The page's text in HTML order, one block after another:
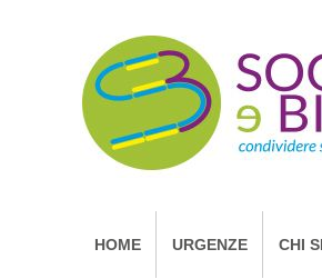
HOME URGENZE CHI